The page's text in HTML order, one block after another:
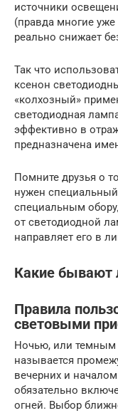
источники
(правда многие
реально снижает
Так что
ксенон
«колхозный»
светодиодная
эффективно в
предназначена
Помните друзья о
нужен
специальным
от светодиодной
направляет его в
Какие бывают
Правила
световыми
Ночью, или темным
называется
вечерних и
обязательно
огней. Выбор